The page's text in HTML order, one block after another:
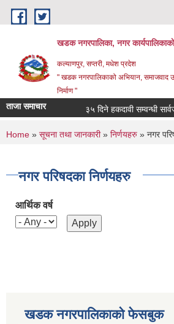
Skip to main content
खडक नगरपालिका, नगर
कल्याणपुर, सप्तरी, मधेश प्रदेश
" खडक नगरपालिकाको अभियान, समाजवाद
निर्माण "
ताजा समाचार ३५ दिने हकदावी सम्वन्धी
You are here
Home » सूचना तथा जानकारी» निर्णयहरु » नगर
नगर परिषदका निर्णयहरु
आर्थिक वर्ष
खडक नगरपालिकाको फेसबुक